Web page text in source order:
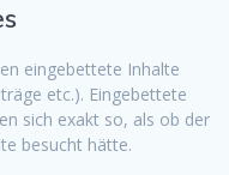
eingebettete Inhalte
etc.). Eingebettete
sich exakt so, als ob der
besucht hätte.